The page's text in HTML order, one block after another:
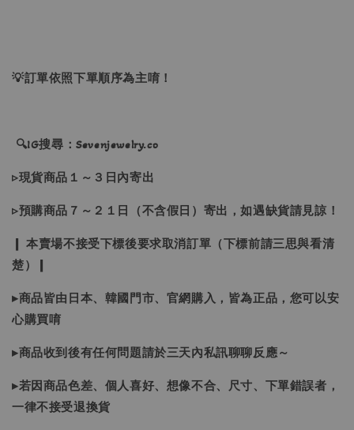
💡訂單依照下單順序為主唷！
🔍IG搜尋：Sevenjewelry.co
▹現貨商品１～３日內寄出
▹預購商品７～２１日（不含假日）寄出，如遇缺貨請見諒！
❙ 本賣場不接受下標後要求取消訂單（下標前請三思與看清
楚）❙
▸商品皆由日本、韓國門市、官網購入，皆為正品，您可以安
心購買唷
▸商品收到後有任何問題請於三天內私訊聊聊反應～
▸若因商品色差、個人喜好、想像不合、尺寸、下單錯誤者，
一律不接受退換貨